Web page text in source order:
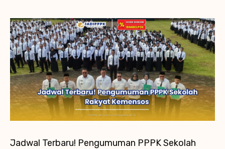
Jadwal Terbaru! Pengumuman PPPK Sekolah